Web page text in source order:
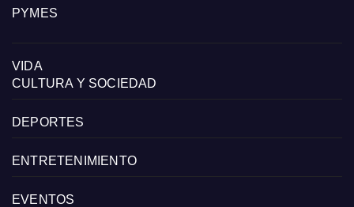
PYMES
VIDA
CULTURA Y SOCIEDAD
DEPORTES
ENTRETENIMIENTO
EVENTOS